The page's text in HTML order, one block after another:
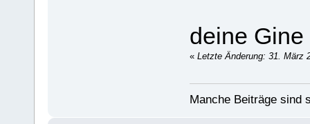
deine Gine
« Letzte Änderung: 31. März
Manche Beiträge sind